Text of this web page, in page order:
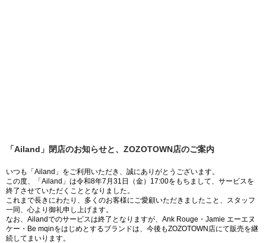
「Ailand」閉店のお知らせと、ZOZOTOWN店のご案内
いつも「Ailand」をご利用いただき、誠にありがとうございます。
この度、「Ailand」は令和8年7月31日（金）17:00をもちまして、サービスを
終了させていただくこととなりました。
これまで長きにわたり、多くのお客様にご愛顧いただきましたこと、スタッフ
一同、心より御礼申し上げます。
なお、Ailandでのサービスは終了となりますが、Ank Rouge・Jamie エーエヌ
ケー・Be mqinをはじめとするブランドは、今後もZOZOTOWN店にて販売を継
続してまいります。